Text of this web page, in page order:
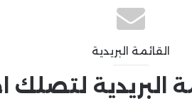
القائمة البريدية
البريدية لتصلك